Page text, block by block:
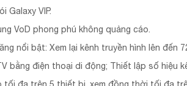
Galaxy VIP.
VoD phong phú không quảng cáo.
nổi bật: Xem lại kênh truyền hình lên đến
bằng điện thoại di động; Thiết lập số hiệu
tối đa trên 5 thiết bị, xem đồng thời tối đa